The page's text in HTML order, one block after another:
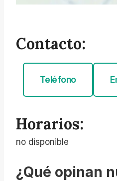
Contacto:
Teléfono
Horarios:
no disponible
¿Qué opinan